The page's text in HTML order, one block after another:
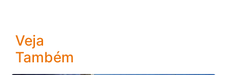
Veja
Também